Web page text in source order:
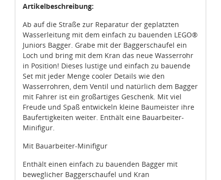
Artikelbeschreibung:
Ab auf die Straße zur Reparatur der geplatzten
Wasserleitung mit dem einfach zu bauenden LEGO®
Juniors Bagger. Grabe mit der Baggerschaufel ein
Loch und bring mit dem Kran das neue Wasserrohr
in Position! Dieses lustige und einfach zu bauende
Set mit jeder Menge cooler Details wie den
Wasserrohren, dem Ventil und natürlich dem Bagger
mit Fahrer ist ein großartiges Geschenk. Mit viel
Freude und Spaß entwickeln kleine Baumeister ihre
Baufertigkeiten weiter. Enthält eine Bauarbeiter-
Minifigur.
Mit Bauarbeiter-Minifigur
Enthält einen einfach zu bauenden Bagger mit
beweglicher Baggerschaufel und Kran